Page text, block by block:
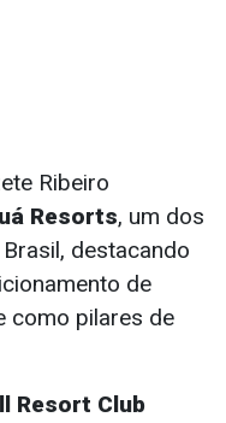
Ribeiro
Resorts, um dos
destacando
de
como pilares de
Resort Club